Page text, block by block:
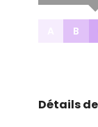
B
Détails